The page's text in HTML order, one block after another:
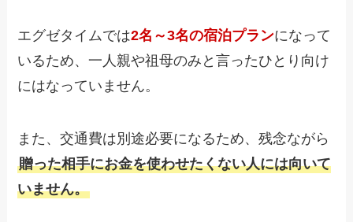
エグゼタイムでは2名～3名の宿泊プランになって
いるため、一人親や祖母のみと言ったひとり向け
にはなっていません。
また、交通費は別途必要になるため、残念ながら
贈った相手にお金を使わせたくない人には向いて
いません。